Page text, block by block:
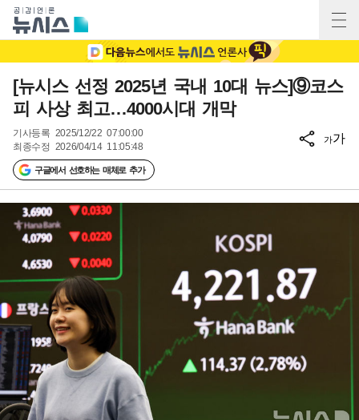
[뉴시스 선정 2025년 국내 10대 뉴스]⑨코스
피 사상 최고…4000시대 개막
기사등록 2025/12/22 07:00:00
최종수정 2026/04/14 11:05:48
구글에서 선호하는 매체로 추가
가가